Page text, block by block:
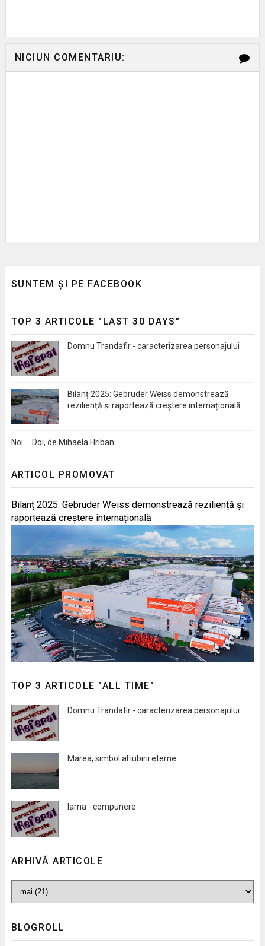
NICIUN COMENTARIU:
SUNTEM ȘI PE FACEBOOK
TOP 3 ARTICOLE "LAST 30 DAYS"
Domnu Trandafir - caracterizarea personajului
Bilanț 2025: Gebrüder Weiss demonstrează
reziliență și raportează creștere internațională
Noi … Doi, de Mihaela Hriban
ARTICOL PROMOVAT
Bilanț 2025: Gebrüder Weiss demonstrează reziliență și
raportează creștere internațională
TOP 3 ARTICOLE "ALL TIME"
Domnu Trandafir - caracterizarea personajului
Marea, simbol al iubirii eterne
Iarna - compunere
ARHIVĂ ARTICOLE
BLOGROLL